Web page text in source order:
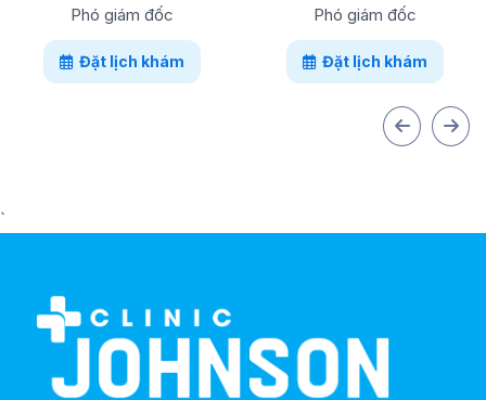
Phó giám đốc
Đặt lịch khám
Phó giám đốc
Đặt lịch khám
`